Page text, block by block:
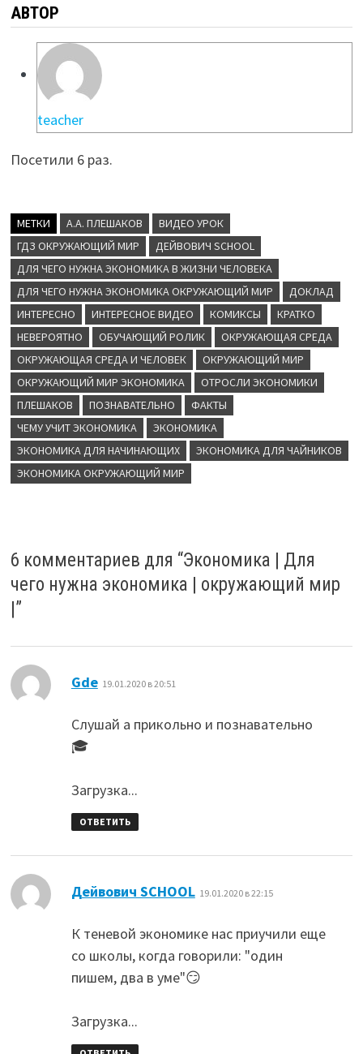
АВТОР
teacher
Посетили 6 раз.
МЕТКИ А.А. ПЛЕШАКОВ
ВИДЕО УРОК
ГДЗ ОКРУЖАЮЩИЙ МИР
ДЕЙВОВИЧ SCHOOL
ДЛЯ ЧЕГО НУЖНА ЭКОНОМИКА В ЖИЗНИ ЧЕЛОВЕКА
ДЛЯ ЧЕГО НУЖНА ЭКОНОМИКА ОКРУЖАЮЩИЙ МИР
ДОКЛАД
ИНТЕРЕСНО
ИНТЕРЕСНОЕ ВИДЕО КОМИКСЫ
КРАТКО
НЕВЕРОЯТНО
ОБУЧАЮЩИЙ РОЛИК
ОКРУЖАЮЩАЯ СРЕДА
ОКРУЖАЮЩАЯ СРЕДА И ЧЕЛОВЕК
ОКРУЖАЮЩИЙ МИР
ОКРУЖАЮЩИЙ МИР ЭКОНОМИКА
ОТРОСЛИ ЭКОНОМИКИ
ПЛЕШАКОВ
ПОЗНАВАТЕЛЬНО
ФАКТЫ
ЧЕМУ УЧИТ ЭКОНОМИКА
ЭКОНОМИКА
ЭКОНОМИКА ДЛЯ НАЧИНАЮЩИХ
ЭКОНОМИКА ДЛЯ ЧАЙНИКОВ
ЭКОНОМИКА ОКРУЖАЮЩИЙ МИР
6 комментариев для “Экономика | Для
чего нужна экономика | окружающий мир
”
Gde: 19.01.2020 в 20:51
Слушай а прикольно и познавательно
🎓
Загрузка...
ОТВЕТИТЬ
Дейвович SCHOOL 19.01.2020 в 22:15
К теневой экономике нас приучили еще
со школы, когда говорили: "один
пишем, два в уме"😏
Загрузка...